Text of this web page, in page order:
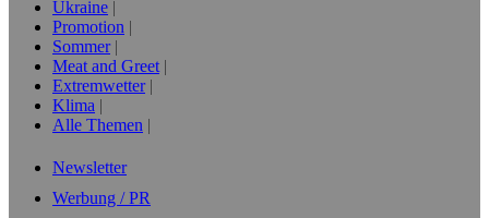
Ukraine
Promotion
Sommer
Meat and Greet
Extremwetter
Klima
Alle Themen
Newsletter
Werbung / PR